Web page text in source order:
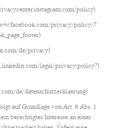
policy)
privacy/policy/?
de/privacy)
legal/privacy-policy?)
de/datenschutzerklaerung)
auf Grundlage von Art. 6 Abs. 1
berechtigtes Interesse an einer